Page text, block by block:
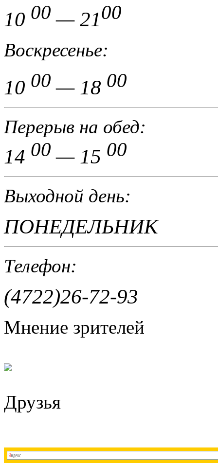
10 00 — 2100
Воскресенье:
10 00 — 18 00
Перерыв на обед:
14 00 — 15 00
Выходной день:
ПОНЕДЕЛЬНИК
Телефон:
(4722)26-72-93
Мнение зрителей
Друзья